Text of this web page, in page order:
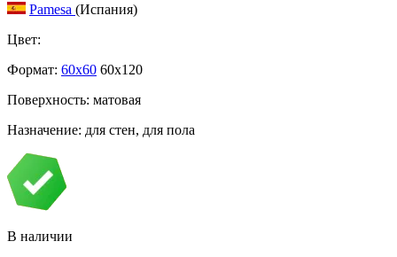
Pamesa (Испания)
Цвет:
Формат: 60x60 60x120
Поверхность: матовая
Назначение: для стен, для пола
В наличии